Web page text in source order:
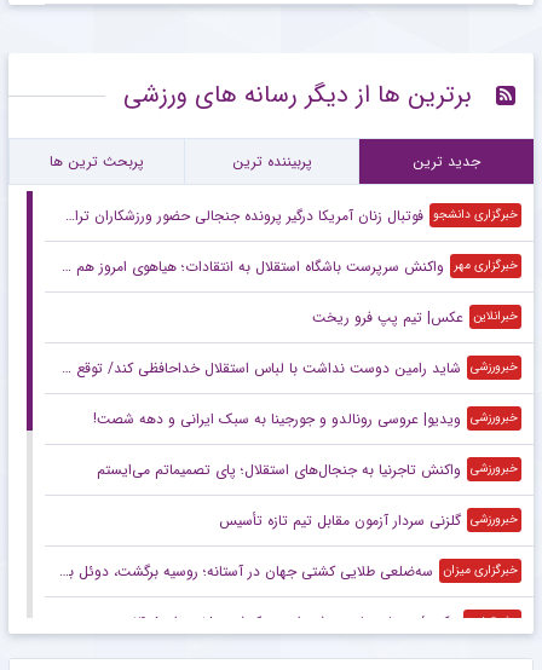
برترین ها از دیگر رسانه های ورزشی
جدید ترین پربیننده ترین پربحث ترین ها
خبرگزاری دانشجو فوتبال زنان آمریکا درگیر پرونده جنجالی حضور ورزشکاران تراجنسیتی
خبرگزاری مهر واکنش سرپرست باشگاه استقلال به انتقادات؛ هیاهوی امروز هم می‌گذرد!
خبرانلاین عکس| تیم پپ فرو ریخت
خبرورزشی شاید رامین دوست نداشت با لباس استقلال خداحافظی کند/ توقع چندانی از این استقلال نداریم/ این پنجره بسته حاصل شوک‌های مدیریتی است
خبرورزشی ویدیو| عروسی رونالدو و جورجینا به سبک ایرانی و دهه شصت!
خبرورزشی واکنش تاجرنیا به جنجال‌های استقلال؛ پای تصمیماتم می‌ایستم
خبرورزشی گلزنی سردار آزمون مقابل تیم تازه تأسیس
خبرگزاری میزان سه‌ضلعی طلایی کشتی جهان در آستانه؛ روسیه برگشت، دوئل بزرگ ایران و آمریکا
مشرق نیوز عکس/ روزنامه‌های ورزشی امروز یک‌شنبه ۱۸ مرداد ۱۴۰۵